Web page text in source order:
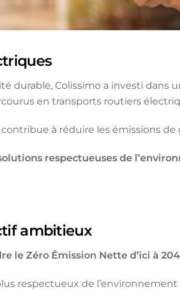
durable, Colissimo a investi dans
en transports routiers
à réduire les émissions de
respectueuses de
ambitieux
le Zéro Émission Nette d’ici à
respectueux de